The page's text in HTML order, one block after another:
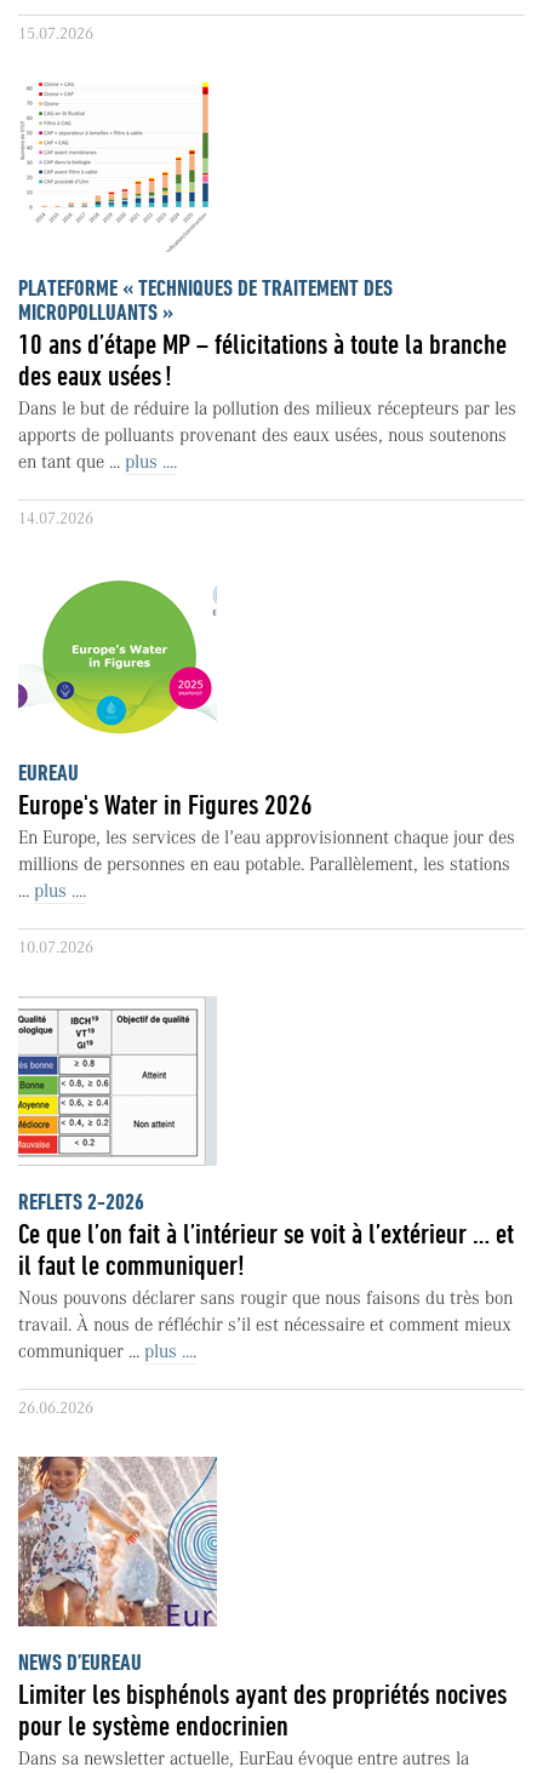
15.07.2026
PLATEFORME « TECHNIQUES DE TRAITEMENT DES
MICROPOLLUANTS »
10 ans d’étape MP – félicitations à toute la branche
des eaux usées !
Dans le but de réduire la pollution des milieux récepteurs par les
apports de polluants provenant des eaux usées, nous soutenons
en tant que ... plus ....
14.07.2026
EUREAU
Europe's Water in Figures 2026
En Europe, les services de l’eau approvisionnent chaque jour des
millions de personnes en eau potable. Parallèlement, les stations
... plus ....
10.07.2026
REFLETS 2-2026
Ce que l’on fait à l’intérieur se voit à l’extérieur … et
il faut le communiquer!
Nous pouvons déclarer sans rougir que nous faisons du très bon
travail. À nous de réfléchir s’il est nécessaire et comment mieux
communiquer ... plus ....
26.06.2026
NEWS D’EUREAU
Limiter les bisphénols ayant des propriétés nocives
pour le système endocrinien
Dans sa newsletter actuelle, EurEau évoque entre autres la